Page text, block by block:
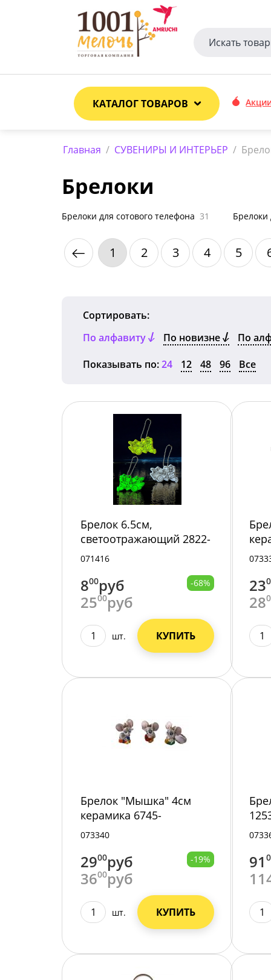
КАТАЛОГ ТОВАРОВ
Главная / СУВЕНИРЫ И ИНТЕРЬЕР /
Брелоки
Брелоки для сотового телефона 31
1 2 3 4 5
Сортировать:
По алфавиту
По новизне По
Показывать по:24 12 48 96 Все
Брелок 6.5см,
светоотражающий 2822-
10//2000/
071416
800руб
2500руб
-68%
шт. КУПИТЬ
23
28
Брелок "Мышка" 4см
керамика 6745-
204/24/960/
073340
2900руб
3600руб
-19%
шт. КУПИТЬ
91